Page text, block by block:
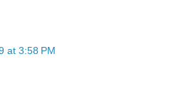
at 3:58 PM